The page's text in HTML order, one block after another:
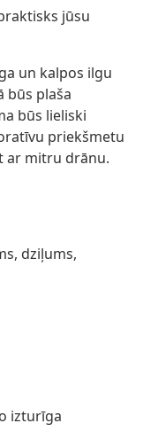
jūsu
un kalpos ilgu
būs plaša
būs lieliski
priekšmetu
ar mitru drānu.
dziļums,
izturīga